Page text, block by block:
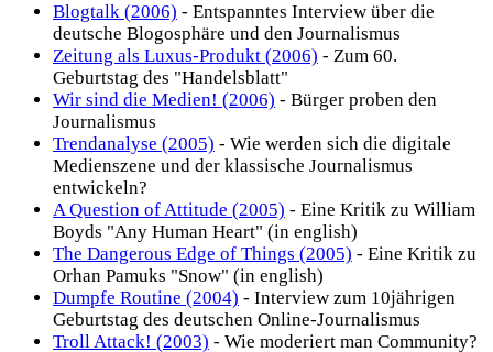
Blogtalk (2006) - Entspanntes Interview über die
deutsche Blogosphäre und den Journalismus
Zeitung als Luxus-Produkt (2006) - Zum 60.
Geburtstag des "Handelsblatt"
Wir sind die Medien! (2006) - Bürger proben den
Journalismus
Trendanalyse (2005) - Wie werden sich die digitale
Medienszene und der klassische Journalismus
entwickeln?
A Question of Attitude (2005) - Eine Kritik zu William
Boyds "Any Human Heart" (in english)
The Dangerous Edge of Things (2005) - Eine Kritik zu
Orhan Pamuks "Snow" (in english)
Dumpfe Routine (2004) - Interview zum 10jährigen
Geburtstag des deutschen Online-Journalismus
Troll Attack! (2003) - Wie moderiert man Community?